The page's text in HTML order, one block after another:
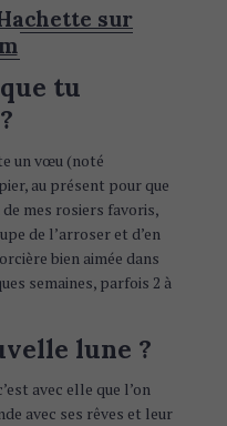
sur
tu
un vœu (noté
au présent pour que
mes rosiers favoris,
de l’arroser et d’en
bien aimée dans
semaines, parfois 2 à
lune ?
avec elle que l’on
avec ses rêves et leur